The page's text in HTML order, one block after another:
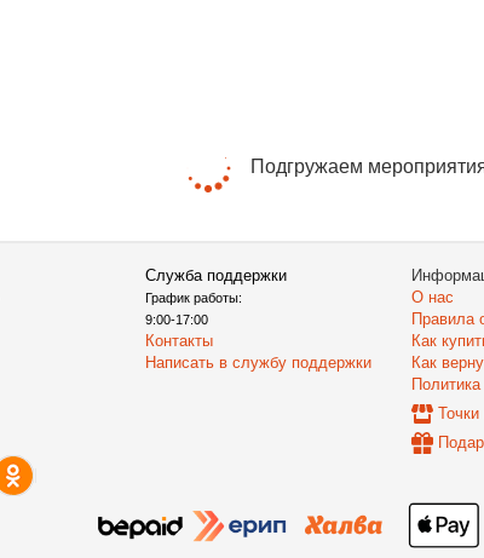
Подгружаем
Служба поддержки
График работы:
9:00-17:00
Контакты
Написать в службу поддержки
О нас
Правила
Как
Как
Политика